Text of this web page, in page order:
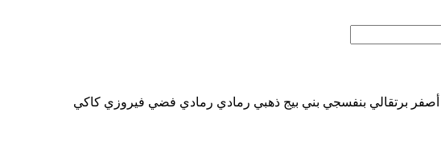
أصفر برتقالي بنفسجي بني بيج ذهبي رمادي رمادي فضي فيروزي كاكي